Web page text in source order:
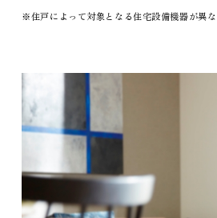
※住戸によって対象となる住宅設備機器が異な